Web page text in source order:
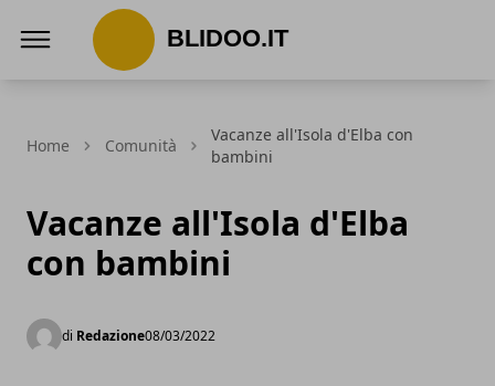
Home Comunità
Vacanze all'Isola d'Elba con
bambini
Vacanze all'Isola d'Elba
con bambini
di Redazione08/03/2022